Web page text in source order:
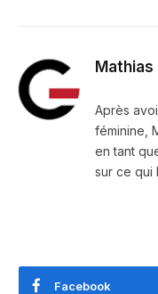
Mathias
Après
féminine,
en tant
sur ce qui
Facebook